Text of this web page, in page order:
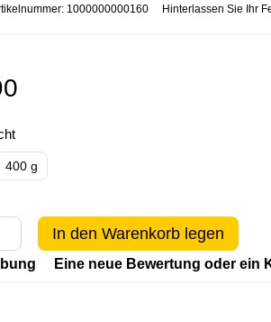
1000000000160 Hinterlassen Sie Ihr
400 g
In den Warenkorb legen
Eine neue Bewertung oder ein